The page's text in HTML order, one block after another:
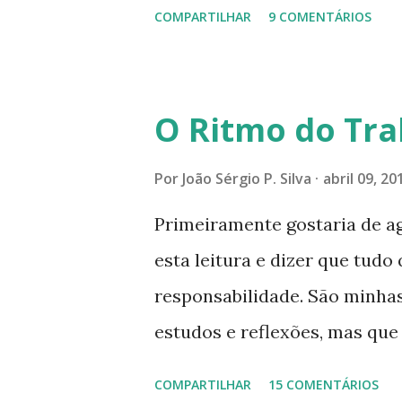
tocando os círculos
formando um círculo cada
CONSAGRAÇÃO DO
Presença que me envolve
aqui: é a presença da
Felicidade e Alegria. Quem
COMPARTILHAR 9 COMENTÁRIOS
O Ritmo do
Por João Sérgio P. Silva abril 09,
Primeiramente gostaria de
esta leitura e dizer que tudo
responsabilidade. São
estudos e reflexões, mas
COMPARTILHAR 15 COMENTÁRIOS